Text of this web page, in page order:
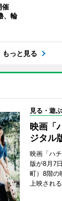
催
、輪
もっと見る
見る・遊ぶ
映画「
ジタル
映画「ハ
版が8月7
町）8階の
上映される